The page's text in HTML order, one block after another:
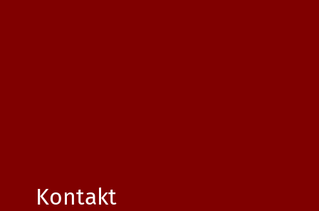
Kontakt